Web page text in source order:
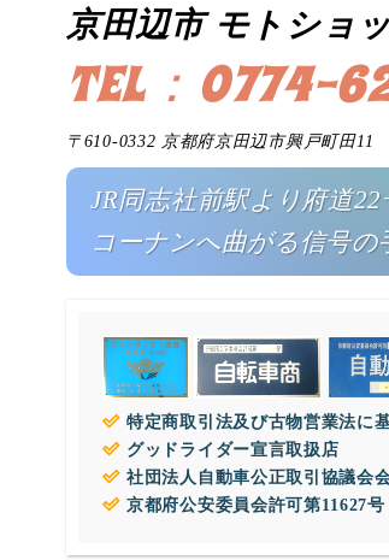
京田辺市 モトショ
TEL：0774-
〒610-0332 京都府京田辺市興戸町田11
JR同志社前駅より府道
コーナンへ曲がる信号の
特定商取引法及び古物営業法に
グッドライダー宣言取扱店
社団法人自動車公正取引協議会
京都府公安委員会許可第11627